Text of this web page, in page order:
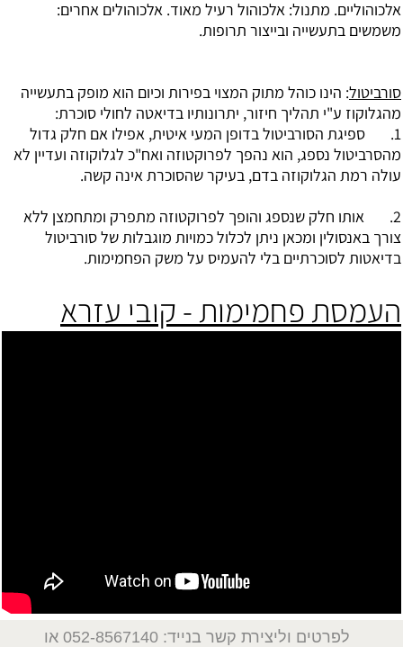
אלכוהוליים. מתנול: אלכוהול רעיל מאוד. אלכוהולים אחרים:
משמשים בתעשייה ובייצור תרופות.
סורביטול: הינו כוהל מתוק המצוי בפירות וכיום הוא מופק בתעשייה
מהגלוקוז ע"י תהליך חיזור, יתרונותיו בדיאטה לחולי סוכרת:
1. ספיגת הסורביטול בדופן המעי איטית, אפילו אם חלק גדול
מהסרביטול נספג, הוא נהפך לפרוקטוזה ואח"כ לגלוקוזה ועדיין לא
עולה רמת הגלוקוזה בדם, בעיקר שהסוכרת אינה קשה.
2. אותו חלק שנספג והופך לפרוקטוזה מתפרק ומתחמצן ללא
צורך באנסולין ומכאן ניתן לכלול כמויות מוגבלות של סורביטול
בדיאטות לסוכרתיים בלי להעמיס על משק הפחמימות.
העמסת פחמימות - קובי עזרא
לפרטים וליצירת קשר בנייד: 052-8567140
או